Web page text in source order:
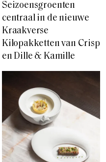
Seizoensgroenten
centraal in de nieuwe
Kraakverse
Kilopakketten van Crisp
en Dille & Kamille